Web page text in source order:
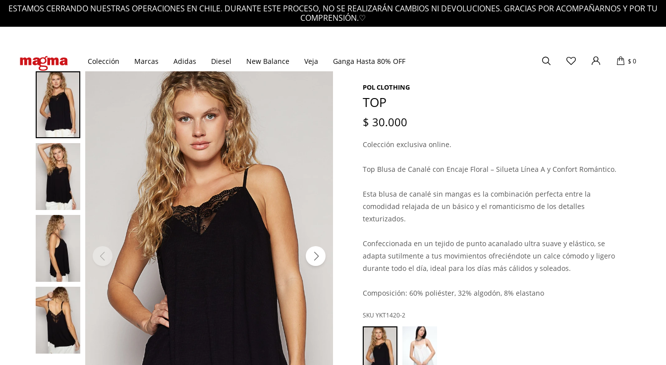
ESTAMOS CERRANDO NUESTRAS OPERACIONES EN CHILE. DURANTE ESTE PROCESO, NO SE REALIZARÁN CAMBIOS NI DEVOLUCIONES. GRACIAS POR ACOMPAÑARNOS Y POR TU
COMPRENSIÓN.♡
Colección Marcas Adidas Diesel New Balance Veja Ganga Hasta 80% OFF $ 0
POL CLOTHING
TOP
$ 30.000
Colección exclusiva online.
Top Blusa de Canalé con Encaje Floral – Silueta Línea A y Confort Romántico.
Esta blusa de canalé sin mangas es la combinación perfecta entre la
comodidad relajada de un básico y el romanticismo de los detalles
texturizados.
Confeccionada en un tejido de punto acanalado ultra suave y elástico, se
adapta sutilmente a tus movimientos ofreciéndote un calce cómodo y ligero
durante todo el día, ideal para los días más cálidos y soleados.
Composición: 60% poliéster, 32% algodón, 8% elastano
YKT1420-2